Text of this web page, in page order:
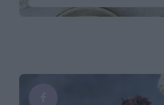
Kanelfyllning:50 g smör3/4 dl
malen kanel2 tsk vanilj